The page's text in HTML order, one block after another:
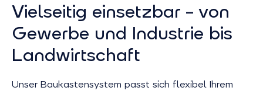
Vielseitig einsetzbar – von
Gewerbe und Industrie bis
Landwirtschaft
Unser Baukastensystem passt sich flexibel Ihrem